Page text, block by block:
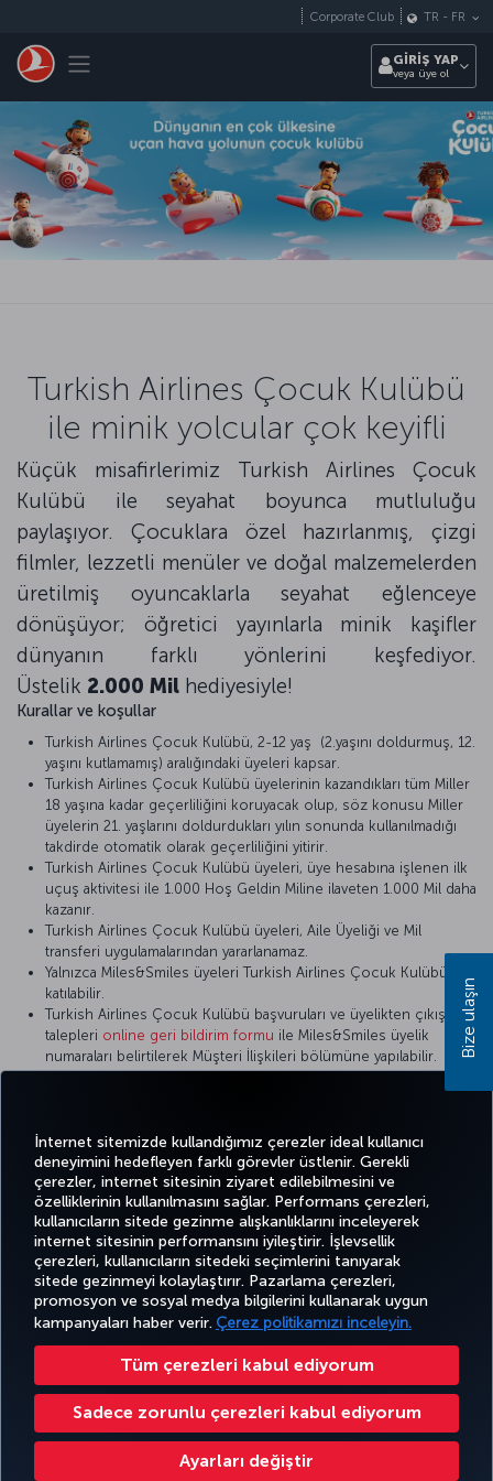
İnternet sitemizde kullandığımız çerezler ideal kullanıcı
deneyimini hedefleyen farklı görevler üstlenir. Gerekli
çerezler, internet sitesinin ziyaret edilebilmesini ve
özelliklerinin kullanılmasını sağlar. Performans çerezleri,
kullanıcıların sitede gezinme alışkanlıklarını inceleyerek
internet sitesinin performansını iyileştirir. İşlevsellik
çerezleri, kullanıcıların sitedeki seçimlerini tanıyarak
sitede gezinmeyi kolaylaştırır. Pazarlama çerezleri,
promosyon ve sosyal medya bilgilerini kullanarak uygun
kampanyaları haber verir. Çerez politikamızı inceleyin.
Tüm çerezleri kabul ediyorum
Sadece zorunlu çerezleri kabul ediyorum
Ayarları değiştir
Toggle navigation
Corporate Club TR - FR
GİRİŞ YAP
veya üye ol
Turkish Airlines Çocuk Kulübü
ile minik yolcular çok keyifli
Küçük misafirlerimiz Turkish Airlines Çocuk
Kulübü ile seyahat boyunca mutluluğu
paylaşıyor. Çocuklara özel hazırlanmış, çizgi
filmler, lezzetli menüler ve doğal malzemelerden
üretilmiş oyuncaklarla seyahat eğlenceye
dönüşüyor; öğretici yayınlarla minik kaşifler
dünyanın farklı yönlerini keşfediyor.
Üstelik 2.000 Mil hediyesiyle!
Kurallar ve koşullar
Turkish Airlines Çocuk Kulübü, 2-12 yaş (2.yaşını doldurmuş, 12.
yaşını kutlamamış) aralığındaki üyeleri kapsar.
Turkish Airlines Çocuk Kulübü üyelerinin kazandıkları tüm Miller
18 yaşına kadar geçerliliğini koruyacak olup, söz konusu Miller
üyelerin 21. yaşlarını doldurdukları yılın sonunda kullanılmadığı
takdirde otomatik olarak geçerliliğini yitirir.
Turkish Airlines Çocuk Kulübü üyeleri, üye hesabına işlenen ilk
uçuş aktivitesi ile 1.000 Hoş Geldin Miline ilaveten 1.000 Mil daha
kazanır.
Turkish Airlines Çocuk Kulübü üyeleri, Aile Üyeliği ve Mil
transferi uygulamalarından yararlanamaz.
Yalnızca Miles&Smiles üyeleri Turkish Airlines Çocuk Kulübüne
katılabilir.
Turkish Airlines Çocuk Kulübü başvuruları ve üyelikten çıkış
talepleri online geri bildirim formu ile Miles&Smiles üyelik
numaraları belirtilerek Müşteri İlişkileri bölümüne yapılabilir.
TwitterFacebook
Instagram
YoutubeLinkedIn
TiktokBlogPinterest
BİLET
AL VE
YÖNET
DENEYİM
FIRSATLAR
VE UÇUŞ
NOKTALARI
POPÜLER
UÇUŞLAR
YARDIM
AIRLINES
HOLIDAYS
Bilgi Toplumu Hizmetleri Erişilebilirlik Gizlilik ve Çerez Politikası Yasal Uyarı Yolcu Hakları
Çerez Ayarlarını Değiştir
Türk Hava Yolları A.O. Her hakkı saklıdır. © 1996 - 2025
Bize ulaşın